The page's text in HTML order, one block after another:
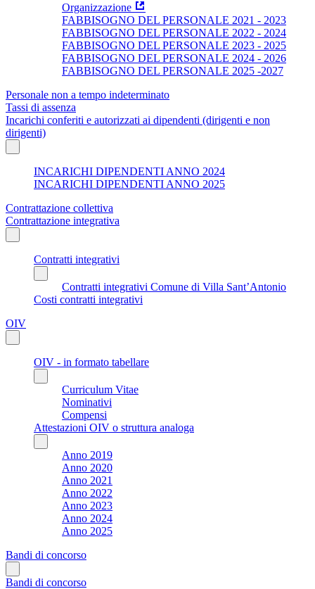
Organizzazione
FABBISOGNO DEL PERSONALE 2021 - 2023
FABBISOGNO DEL PERSONALE 2022 - 2024
FABBISOGNO DEL PERSONALE 2023 - 2025
FABBISOGNO DEL PERSONALE 2024 - 2026
FABBISOGNO DEL PERSONALE 2025 -2027
Personale non a tempo indeterminato
Tassi di assenza
Incarichi conferiti e autorizzati ai dipendenti (dirigenti e non
dirigenti)
INCARICHI DIPENDENTI ANNO 2024
INCARICHI DIPENDENTI ANNO 2025
Contrattazione collettiva
Contrattazione integrativa
Contratti integrativi
Contratti integrativi Comune di Villa Sant’Antonio
Costi contratti integrativi
OIV
OIV - in formato tabellare
Curriculum Vitae
Nominativi
Compensi
Attestazioni OIV o struttura analoga
Anno 2019
Anno 2020
Anno 2021
Anno 2022
Anno 2023
Anno 2024
Anno 2025
Bandi di concorso
Bandi di concorso